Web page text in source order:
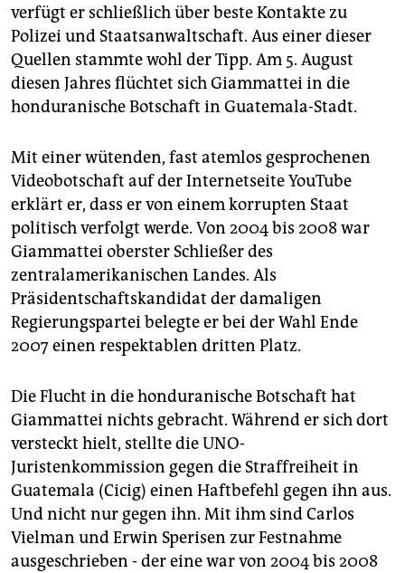
epaper login
verfügt er schließlich über beste Kontakte zu
Polizei und Staatsanwaltschaft. Aus einer dieser
Quellen stammte wohl der Tipp. Am 5. August
diesen Jahres flüchtet sich Giammattei in die
honduranische Botschaft in Guatemala-Stadt.
Mit einer wütenden, fast atemlos gesprochenen
Videobotschaft auf der Internetseite YouTube
erklärt er, dass er von einem korrupten Staat
politisch verfolgt werde. Von 2004 bis 2008 war
Giammattei oberster Schließer des
zentralamerikanischen Landes. Als
Präsidentschaftskandidat der damaligen
Regierungspartei belegte er bei der Wahl Ende
2007 einen respektablen dritten Platz.
Die Flucht in die honduranische Botschaft hat
Giammattei nichts gebracht. Während er sich dort
versteckt hielt, stellte die UNO-
Juristenkommission gegen die Straffreiheit in
Guatemala (Cicig) einen Haftbefehl gegen ihn aus.
Und nicht nur gegen ihn. Mit ihm sind Carlos
Vielman und Erwin Sperisen zur Festnahme
ausgeschrieben - der eine war von 2004 bis 2008